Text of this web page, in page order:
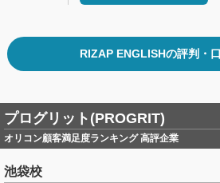
RIZAP ENGLISHの評判・
プログリット(PROGRIT)
オリコン顧客満足度ランキング 高評企業
池袋校